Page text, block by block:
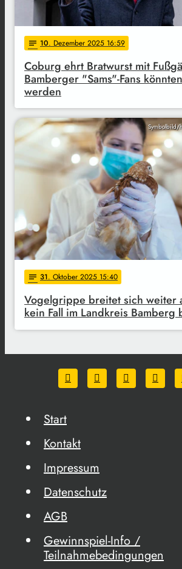
notes 10. Dezember 2025 16:59
Coburg ehrt Bratwurst mit
Bamberger "Sams"-Fans
werden
Symbolbild/
notes 31. Oktober 2025 15:40
Vogelgrippe breitet sich weiter
kein Fall im Landkreis Bamberg
Start
Kontakt
Impressum
Datenschutz
AGB
Gewinnspiel-Info /
Teilnahmebedingungen